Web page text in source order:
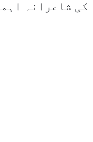
کی شاعرانہ